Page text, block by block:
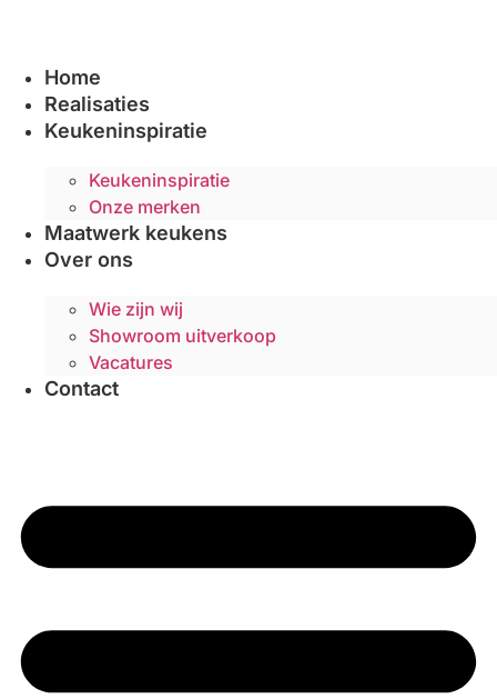
inhoud
Home
Realisaties
Keukeninspiratie
Keukeninspiratie
Onze merken
Maatwerk keukens
Over ons
Wie zijn wij
Showroom uitverkoop
Vacatures
Contact